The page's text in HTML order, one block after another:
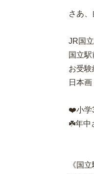
さあ
JR国
国立
お受
日本
❤️小学
☘️年中
《国